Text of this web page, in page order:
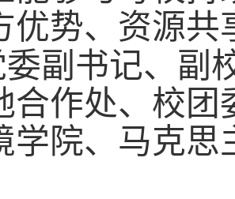
优势、资源共
委副书记、副
合作处、校团
学院、马克思